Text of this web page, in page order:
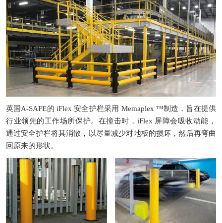
英国A-SAFE的 iFlex安全护栏采用 Memaplex ™制造，旨在提供
行业领先的工作场所保护。在撞击时， iFlex 屏障会吸收动能，
通过安全护栏将其消散，以尽量减少对地板的损坏，然后再弯曲
回原来的形状。